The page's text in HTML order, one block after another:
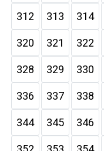
312 313 314
320 321 322
328 329 330
336 337 338
344 345 346